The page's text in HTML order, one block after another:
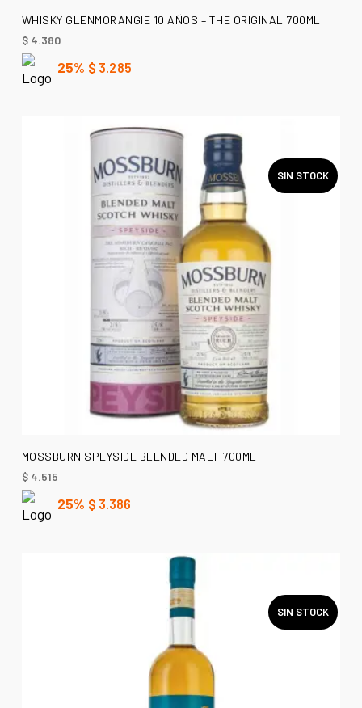
AÑADIR AL CARRITO
WHISKY GLENMORANGIE 10 AÑOS – THE ORIGINAL 700ML
$4.380
25% $ 3.285
SIN STOCK
LEER MÁS
MOSSBURN SPEYSIDE BLENDED MALT 700ML
$4.515
25% $ 3.386
SIN STOCK